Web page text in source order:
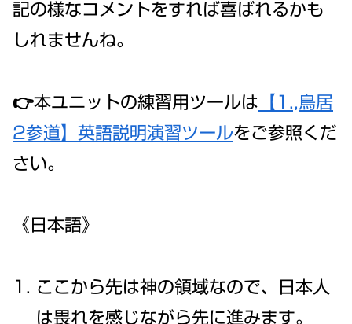
記の様なコメントをすれば喜ばれるかも
しれませんね。
👉本ユニットの練習用ツールは 【1.,鳥居
2参道】英語説明演習ツールをご参照くだ
さい。
《日本語》
ここから先は神の領域なので、日本人
は畏れを感じながら先に進みます。